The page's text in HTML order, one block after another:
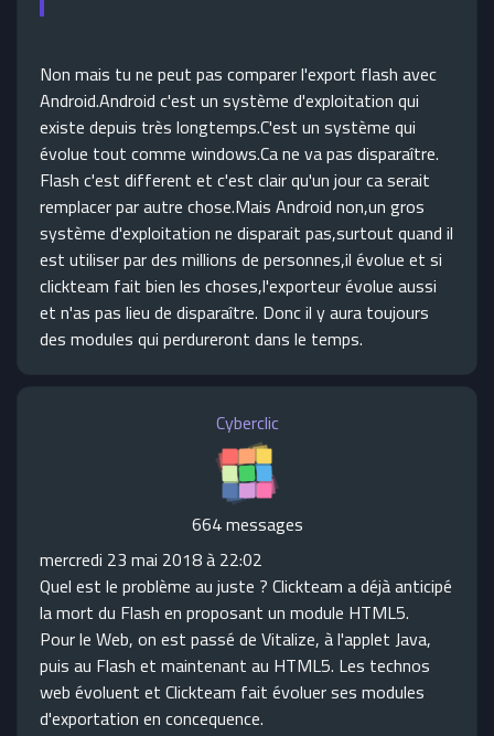
Non mais tu ne peut pas comparer l'export flash avec
Android.Android c'est un système d'exploitation qui
existe depuis très longtemps.C'est un système qui
évolue tout comme windows.Ca ne va pas disparaître.
Flash c'est different et c'est clair qu'un jour ca serait
remplacer par autre chose.Mais Android non,un gros
système d'exploitation ne disparait pas,surtout quand il
est utiliser par des millions de personnes,il évolue et si
clickteam fait bien les choses,l'exporteur évolue aussi
et n'as pas lieu de disparaître. Donc il y aura toujours
des modules qui perdureront dans le temps.
Cyberclic
664 messages
mercredi 23 mai 2018 à 22:02
Quel est le problème au juste ? Clickteam a déjà anticipé
la mort du Flash en proposant un module HTML5.
Pour le Web, on est passé de Vitalize, à l'applet Java,
puis au Flash et maintenant au HTML5. Les technos
web évoluent et Clickteam fait évoluer ses modules
d'exportation en concequence.